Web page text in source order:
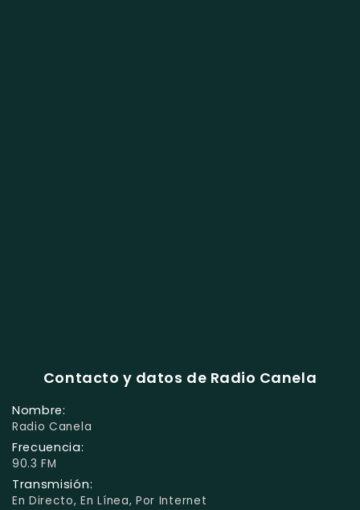
Contacto y datos de Radio Canela
Nombre:
Radio Canela
Frecuencia:
90.3 FM
Transmisión:
En Directo, En Línea, Por Internet